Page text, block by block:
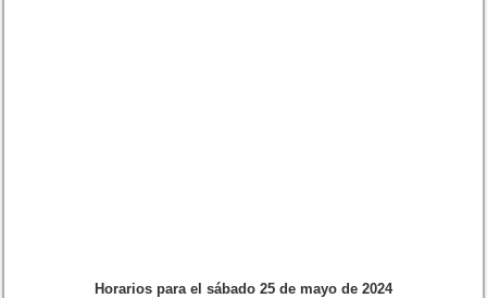
Horarios para el sábado 25 de mayo de 2024